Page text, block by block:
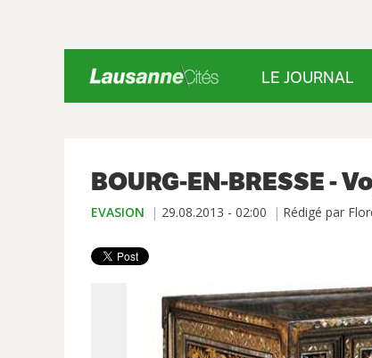
LE JOURNAL
BOURG-EN-BRESSE -
EVASION 29.08.2013 - 02:00 Rédigé par